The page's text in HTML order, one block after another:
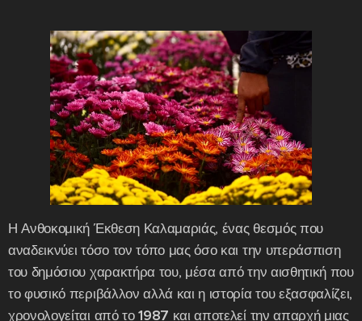
Η Ανθοκομική Έκθεση Καλαμαριάς, ένας θεσμός που
αναδεικνύει τόσο τον τόπο μας όσο και την υπεράσπιση
του δημόσιου χαρακτήρα του, μέσα από την αισθητική που
το φυσικό περιβάλλον αλλά και η ιστορία του εξασφαλίζει,
χρονολογείται από το1987 και αποτελεί την απαρχή μιας